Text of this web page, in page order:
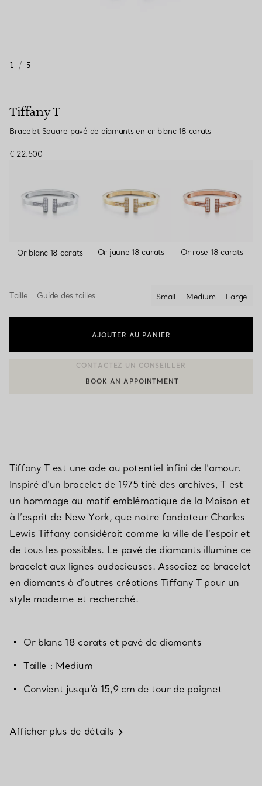
1 / 5
Tiffany T
Bracelet Square pavé de diamants en or blanc 18 carats
€ 22.500
sélectionnés
Or blanc 18 carats Or jaune 18 carats Or rose 18 carats
Taille Guide des tailles Small
Medium
sélectionnés
Large
AJOUTER AU PANIER
CONTACTER UN CONSEILLER CLIENT OU PRENDRE RENDEZ-
Tiffany T est une ode au potentiel infini de l’amour.
Inspiré d’un bracelet de 1975 tiré des archives, T est
un hommage au motif emblématique de la Maison et
à l’esprit de New York, que notre fondateur Charles
Lewis Tiffany considérait comme la ville de l’espoir et
de tous les possibles. Le pavé de diamants illumine ce
bracelet aux lignes audacieuses. Associez ce bracelet
en diamants à d’autres créations Tiffany T pour un
style moderne et recherché.
Or blanc 18 carats et pavé de diamants
Taille : Medium
Convient jusqu’à 15,9 cm de tour de poignet
Afficher plus de détails